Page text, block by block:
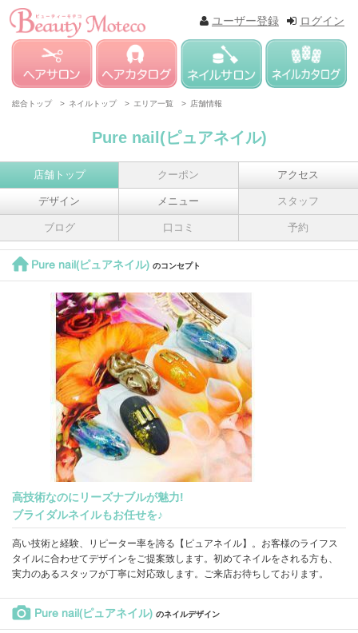
ログイン
ユーザー登録
総合トップ > ネイルトップ > エリア一覧 > 店舗情報
Pure nail(ピュアネイル)
店舗トップ クーポン アクセス
デザイン メニュー スタッフ
ブログ 口コミ 予約
Pure nail(ピュアネイル) のコンセプト
高技術なのにリーズナブルが魅力!
ブライダルネイルもお任せを♪
高い技術と経験、リピーター率を誇る【ピュアネイル】。お客様のライフス
タイルに合わせてデザインをご提案致します。初めてネイルをされる方も、
実力のあるスタッフが丁寧に対応致します。ご来店お待ちしております。
Pure nail(ピュアネイル) のネイルデザイン